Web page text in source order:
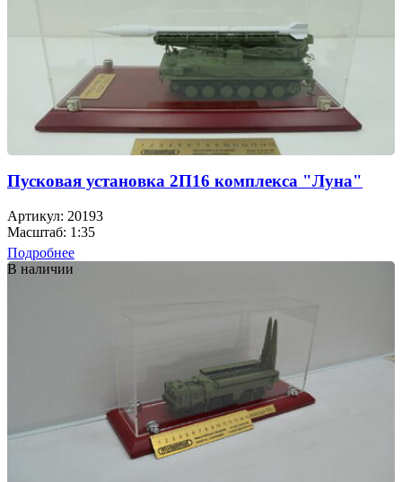
Пусковая установка 2П16 комплекса "Луна"
Артикул: 20193
Масштаб: 1:35
Подробнее
В наличии